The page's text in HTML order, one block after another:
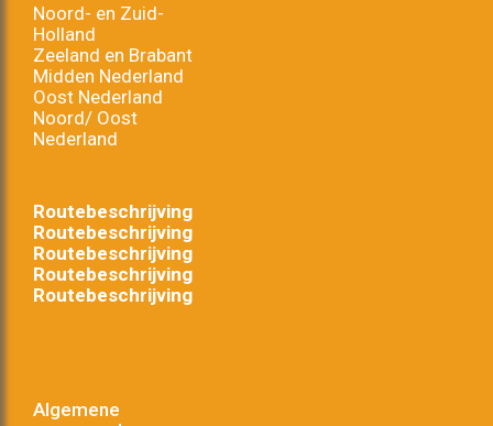
Noord- en Zuid-
Holland
Zeeland en Brabant
Midden Nederland
Oost Nederland
Noord/ Oost
Nederland
Routebeschrijving
Routebeschrijving
Routebeschrijving
Routebeschrijving
Routebeschrijving
Algemene